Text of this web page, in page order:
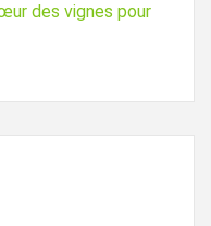
des vignes pour